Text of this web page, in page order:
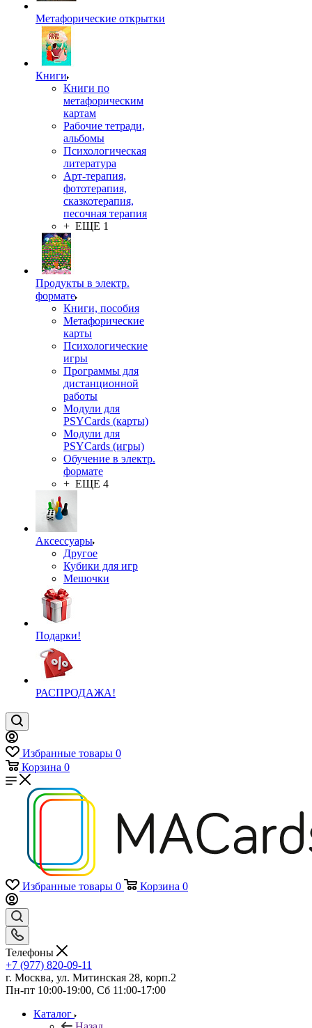
Метафорические открытки
Книги
Книги по
метафорическим
картам
Рабочие тетради,
альбомы
Психологическая
литература
Арт-терапия,
фототерапия,
сказкотерапия,
песочная терапия
+ ЕЩЕ 1
Продукты в электр.
формате
Книги, пособия
Метафорические
карты
Психологические
игры
Программы для
дистанционной
работы
Модули для
PSYCards (карты)
Модули для
PSYCards (игры)
Обучение в электр.
формате
+ ЕЩЕ 4
Аксессуары
Другое
Кубики для игр
Мешочки
Подарки!
РАСПРОДАЖА!
Избранные товары 0
Корзина 0
Избранные товары 0 Корзина 0
Телефоны
+7 (977) 820-09-11
г. Москва, ул. Митинская 28, корп.2
Пн-пт 10:00-19:00, Сб 11:00-17:00
Каталог